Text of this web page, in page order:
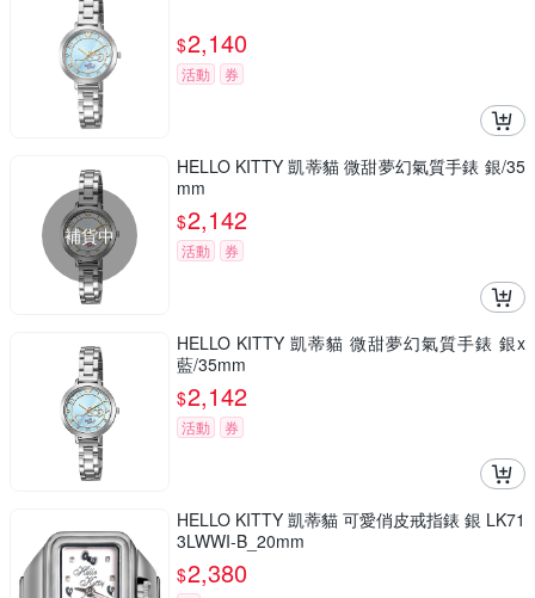
$2,140
活動 券
補貨中
HELLO KITTY 凱蒂貓 微甜夢幻氣質手錶 銀/35
mm
$2,142
活動 券
HELLO KITTY 凱蒂貓 微甜夢幻氣質手錶 銀x
藍/35mm
$2,142
活動 券
HELLO KITTY 凱蒂貓 可愛俏皮戒指錶 銀 LK71
3LWWI-B_20mm
$2,380